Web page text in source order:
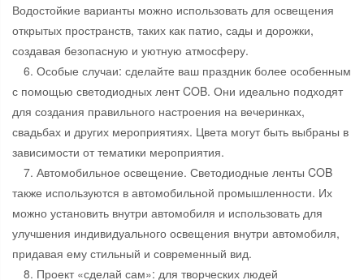
Водостойкие варианты можно использовать для освещения
открытых пространств, таких как патио, сады и дорожки,
создавая безопасную и уютную атмосферу.
6. Особые случаи: сделайте ваш праздник более особенным
с помощью светодиодных лент COB. Они идеально подходят
для создания правильного настроения на вечеринках,
свадьбах и других мероприятиях. Цвета могут быть выбраны в
зависимости от тематики мероприятия.
7. Автомобильное освещение. Светодиодные ленты COB
также используются в автомобильной промышленности. Их
можно установить внутри автомобиля и использовать для
улучшения индивидуального освещения внутри автомобиля,
придавая ему стильный и современный вид.
8. Проект «сделай сам»: для творческих людей